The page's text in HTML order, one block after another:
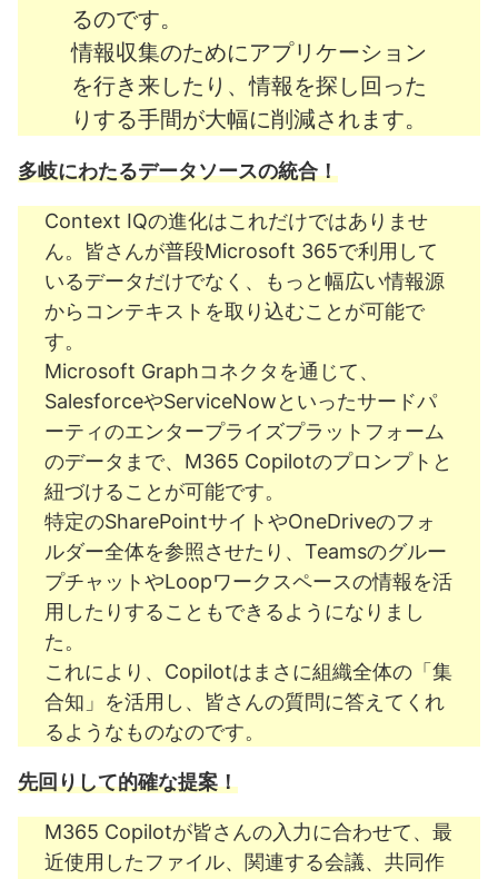
るのです。
情報収集のためにアプリケーション
を行き来したり、情報を探し回った
りする手間が大幅に削減されます。
多岐にわたるデータソースの統合！
Context IQの進化はこれだけではありませ
ん。皆さんが普段Microsoft 365で利用して
いるデータだけでなく、もっと幅広い情報源
からコンテキストを取り込むことが可能で
す。
Microsoft Graphコネクタを通じて、
SalesforceやServiceNowといったサードパ
ーティのエンタープライズプラットフォーム
のデータまで、M365 Copilotのプロンプトと
紐づけることが可能です。
特定のSharePointサイトやOneDriveのフォ
ルダー全体を参照させたり、Teamsのグルー
プチャットやLoopワークスペースの情報を活
用したりすることもできるようになりまし
た。
これにより、Copilotはまさに組織全体の「集
合知」を活用し、皆さんの質問に答えてくれ
るようなものなのです。
先回りして的確な提案！
M365 Copilotが皆さんの入力に合わせて、最
近使用したファイル、関連する会議、共同作